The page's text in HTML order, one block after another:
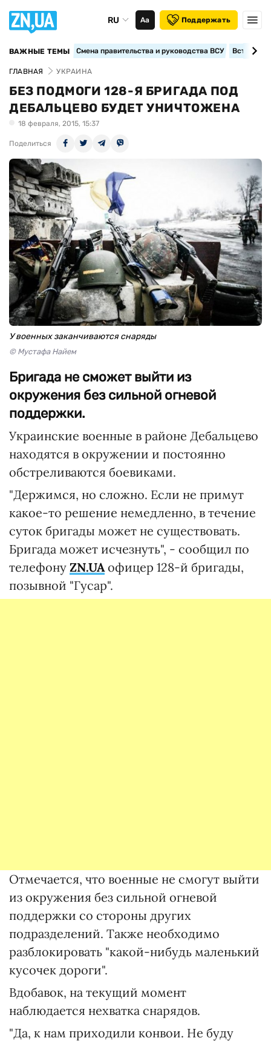
RU Аа Поддержать
ВАЖНЫЕ ТЕМЫ Смена правительства и руководства ВСУ
ГЛАВНАЯ УКРАИНА
БЕЗ ПОДМОГИ 128-Я БРИГАДА ПОД
ДЕБАЛЬЦЕВО БУДЕТ УНИЧТОЖЕНА
18 февраля, 2015, 15:37
Поделиться
У военных заканчиваются снаряды
© Мустафа Найем
Бригада не сможет выйти из
окружения без сильной огневой
поддержки.
Украинские военные в районе Дебальцево
находятся в окружении и постоянно
обстреливаются боевиками.
"Держимся, но сложно. Если не примут
какое-то решение немедленно, в течение
суток бригады может не существовать.
Бригада может исчезнуть", - сообщил по
телефону ZN.UAофицер 128-й бригады,
позывной "Гусар".
Отмечается, что военные не смогут выйти
из окружения без сильной огневой
поддержки со стороны других
подразделений. Также необходимо
разблокировать "какой-нибудь маленький
кусочек дороги".
Вдобавок, на текущий момент
наблюдается нехватка снарядов.
"Да, к нам приходили конвои. Не буду